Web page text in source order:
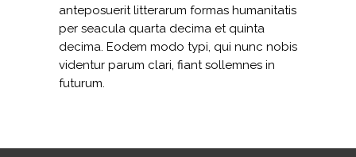
anteposuerit litterarum formas humanitatis
per seacula quarta decima et quinta
decima. Eodem modo typi, qui nunc nobis
videntur parum clari, fiant sollemnes in
futurum.